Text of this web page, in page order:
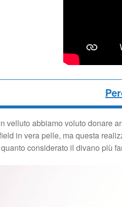
velluto abbiamo voluto donare
in vera pelle, ma questa
considerato il divano più